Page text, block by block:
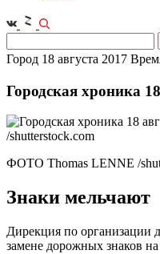
Город 18 августа 2017
Городская хроника
ФОТО Thomas LENNE /
Знаки мельчают
Дирекция по организации
замене дорожных знаков